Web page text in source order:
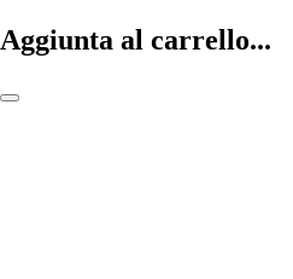
Aggiunta al carrello...